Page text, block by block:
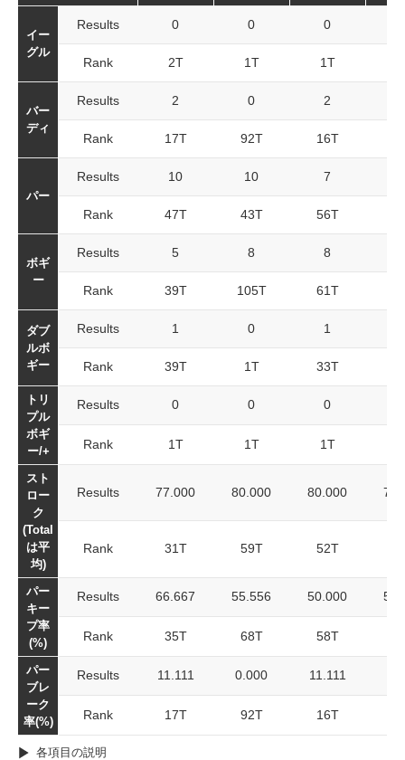
イー
グル
Results 0 0 0
Rank 2T 1T 1T
バー
ディ
Results 2 0 2
Rank 17T 92T 16T
パー
Results 10 10 7
Rank 47T 43T 56T
ボギ
ー
Results 5 8 8
Rank 39T 105T 61T
ダブ
ルボ
ギー
Results 1 0 1
Rank 39T 1T 33T
トリ
プル
ボギ
ー/+
Results 0 0 0
Rank 1T 1T 1T
スト
ロー
ク
(Total
は平
均)
Results 77.000 80.000 80.000
Rank 31T 59T 52T
パー
キー
プ率
(%)
Results 66.667 55.556 50.000
Rank 35T 68T 58T
パー
ブレ
ーク
率(%)
Results 11.111 0.000 11.111
Rank 17T 92T 16T
各項目の説明